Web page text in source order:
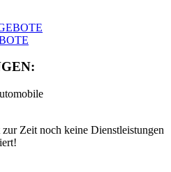
Zeit noch keine Dienstleistungen